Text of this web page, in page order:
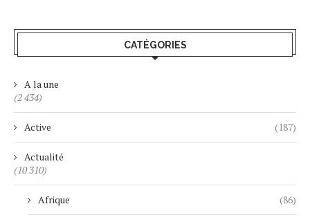
CATÉGORIES
A la une
(2 434)
Active (187)
Actualité
(10 310)
Afrique (86)